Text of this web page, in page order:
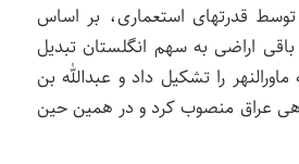
قدرتهای استعماری، بر اساس
اراضی به سهم انگلستان تبدیل
را تشکیل داد و عبدالله بن
عراق منصوب کرد و در همین حین